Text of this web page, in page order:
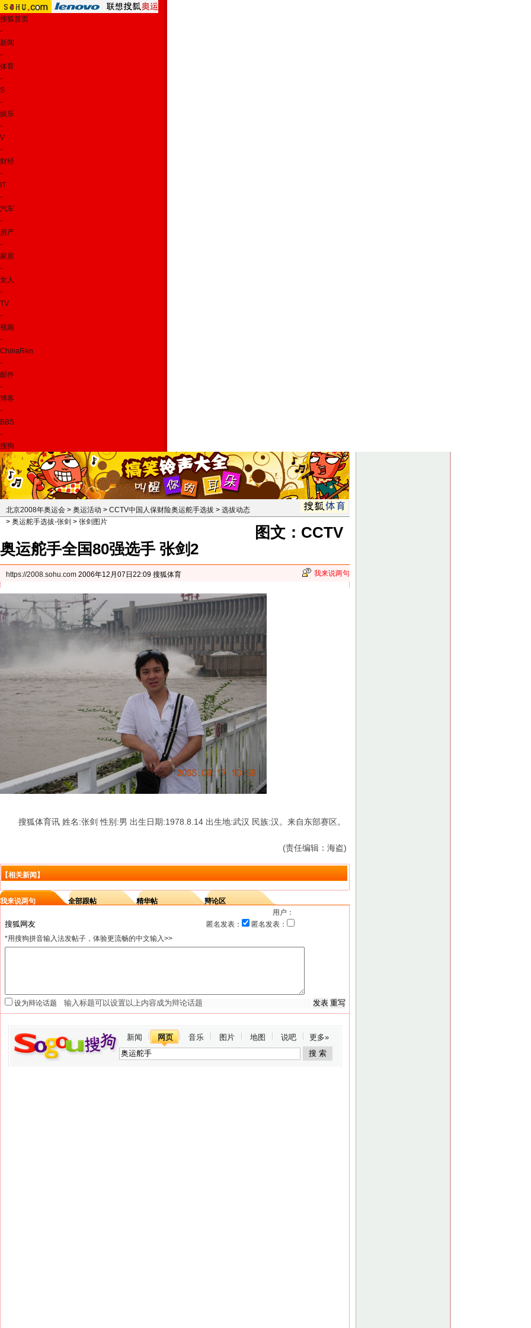
搜狐首页
-
新闻
-
体育
-
S
-
娱乐
-
V
-
财经
-
IT
-
汽车
-
房产
-
家居
-
女人
-
TV
-
视频
-
ChinaRen
-
邮件
-
博客
-
BBS
-
搜狗
北京2008年奥运会 > 奥运活动 > CCTV中国人保财险奥运舵手选拔 > 选拔动态
> 奥运舵手选拔-张剑 > 张剑图片
图文：CCTV
奥运舵手全国80强选手 张剑2
https://2008.sohu.com 2006年12月07日22:09 搜狐体育 我来说两句
搜狐体育讯 姓名:张剑 性别:男 出生日期:1978.8.14 出生地:武汉 民族:汉。来自东部赛区。
(责任编辑：海盗)
【相关新闻】
我来说两句 全部跟帖 精华帖
辩论区
用户：
匿名发表：
匿名发表：
*用搜狗拼音输入法发帖子，体验更流畅的中文输入>>
设为辩论话题
新闻 网页 音乐 图片 地图 说吧 更多»